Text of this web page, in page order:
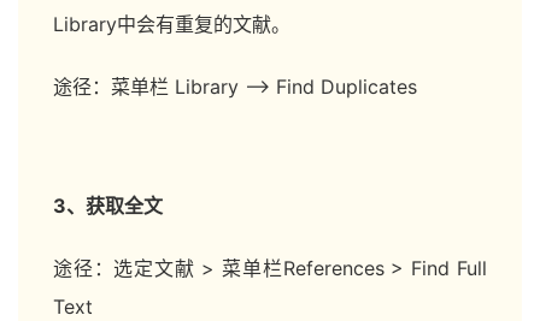
Library中会有重复的文献。
途径：菜单栏 Library —> Find Duplicates
3、获取全文
途径：选定文献 > 菜单栏References > Find Full
Text